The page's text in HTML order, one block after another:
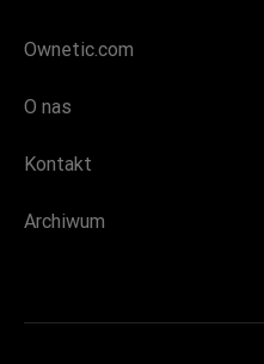
Ownetic.com
O nas
Kontakt
Archiwum